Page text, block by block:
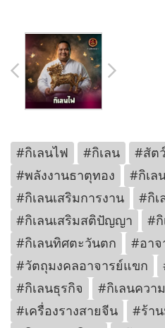
#กิเลนไฟ #กิเลน
#สัต
#พลังงานธาตุทอง
#กิเล
#กิเลนเสริมการงาน
#กิเ
#กิเลนเสริมสติปัญญา
#กิ
#กิเลนทิศตะวันตก
#อาจ
#วัตถุมงคลอาจารย์แขก
#กิเลนธุรกิจ
#กิเลนควา
#เครื่องรางสายจีน
#ร้า